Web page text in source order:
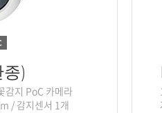
)
감지 PoC 카메라
/ 감지센서 1개